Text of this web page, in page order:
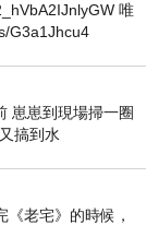
唯
G3a1Jhcu4
崽崽到現場掃一圈
搞到水
《老宅》的時候，